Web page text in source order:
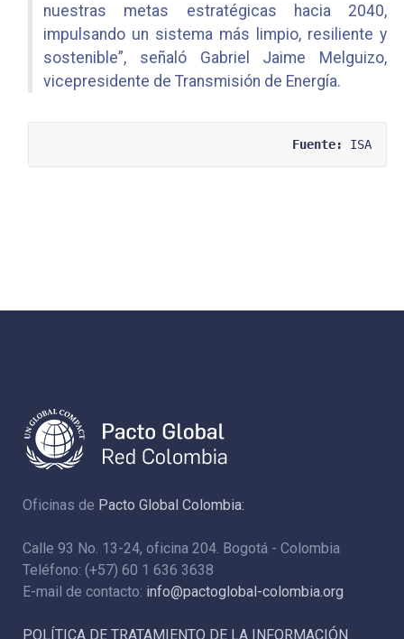
nuestras metas estratégicas hacia 2040,
impulsando un sistema más limpio, resiliente y
sostenible”, señaló Gabriel Jaime Melguizo,
vicepresidente de Transmisión de Energía.
Fuente: ISA
Oficinas de Pacto Global Colombia:
Calle 93 No. 13-24, oficina 204. Bogotá - Colombia
Teléfono: (+57) 60 1 636 3638
E-mail de contacto: info@pactoglobal-colombia.org
POLÍTICA DE TRATAMIENTO DE LA INFORMACIÓN